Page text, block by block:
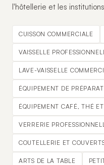
l'hôtellerie et les
CUISSON COMMERCIALE
VAISSELLE
LAVE-VAISSELLE
ÉQUIPEMENT DE
ÉQUIPEMENT CAFÉ, THÉ
VERRERIE
COUTELLERIE ET
ARTS DE LA TABLE